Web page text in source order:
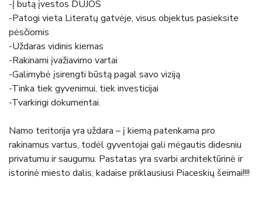
-Į butą įvestos DUJOS
-Patogi vieta Literatų gatvėje, visus objektus pasieksite
pėsčiomis
-Uždaras vidinis kiemas
-Rakinami įvažiavimo vartai
-Galimybė įsirengti būstą pagal savo viziją
-Tinka tiek gyvenimui, tiek investicijai
-Tvarkingi dokumentai.
Namo teritorija yra uždara – į kiemą patenkama pro
rakinamus vartus, todėl gyventojai gali mėgautis didesniu
privatumu ir saugumu. Pastatas yra svarbi architektūrinė ir
istorinė miesto dalis, kadaise priklausiusi Piaceskių šeimai!!!!